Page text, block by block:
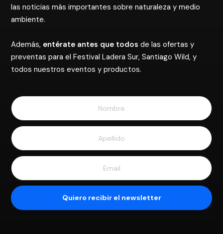
las noticias más importantes sobre naturaleza y medio
ambiente.
Además, entérate antes que todos de las ofertas y
preventas para el Festival Ladera Sur, Santiago Wild, y
todos nuestros eventos y productos.